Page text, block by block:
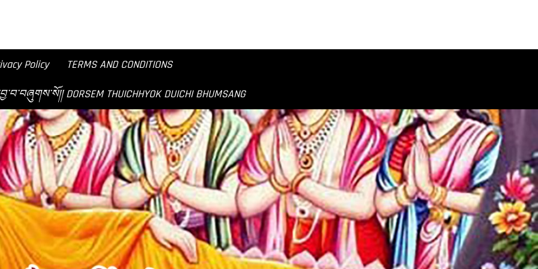
Policy TERMS AND CONDITIONS
DORSEM THUICHHYOK DUICHI BHUMSANG